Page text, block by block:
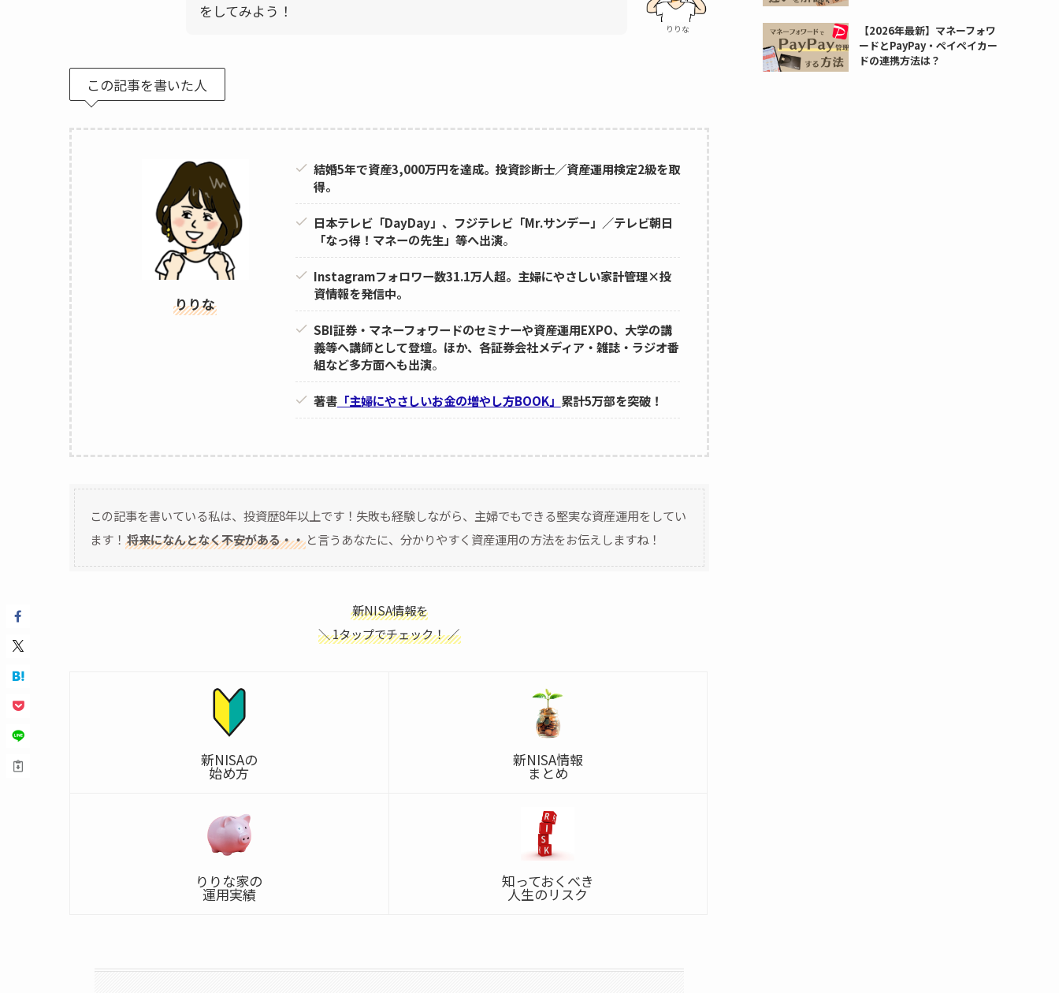
りりな
をしてみよう！
この記事を書いた人
りりな
結婚5年で資産3,000万円を達成。投資診断士／資産運用検定2級を取
得。
日本テレビ「DayDay」、フジテレビ「Mr.サンデー」／テレビ朝日
「なっ得！マネーの先生」等へ出演。
Instagramフォロワー数31.1万人超。主婦にやさしい家計管理×投
資情報を発信中。
SBI証券・マネーフォワードのセミナーや資産運用EXPO、大学の講
義等へ講師として登壇。ほか、各証券会社メディア・雑誌・ラジオ番
組など多方面へも出演。
著書「主婦にやさしいお金の増やし方BOOK」 累計5万部を突破！
この記事を書いている私は、投資歴8年以上です！失敗も経験しながら、主婦でもできる堅実な資産運用をしてい
ます！ 将来になんとなく不安がある・・と言うあなたに、分かりやすく資産運用の方法をお伝えしますね！
新NISA情報を
＼ 1タップでチェック！ ／
新NISAの
始め方
新NISA情報
まとめ
りりな家の
運用実績
知っておくべき
人生のリスク
【2026年最新】マネーフォワ
ードとPayPay・ペイペイカー
ドの連携方法は？